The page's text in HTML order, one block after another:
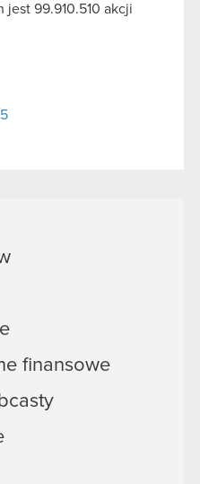
99.910.510 akcji
finansowe